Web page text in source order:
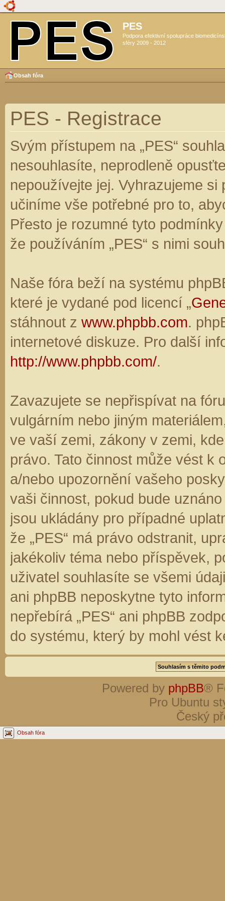
PES
Podpora efektivní spolupráce
sféry 2009 - 2012
Obsah fóra
PES - Registrace
Svým přístupem na „PES“
nesouhlasíte, neprodleně
nepoužívejte jej. Vyhrazujeme
učiníme vše potřebné pro to,
Přesto je rozumné tyto
že používáním „PES“ s nimi
Naše fóra beží na systému
které je vydané pod licencí „
stáhnout z www.phpbb.com.
internetové diskuze. Pro další
http://www.phpbb.com/.
Zavazujete se nepřispívat na
vulgárním nebo jiným
ve vaší zemi, zákony v zemi,
právo. Tato činnost může vést k
a/nebo upozornění vašeho
vaši činnost, pokud bude
jsou ukládány pro případné
že „PES“ má právo odstranit,
jakékoliv téma nebo příspěvek,
uživatel souhlasíte se všemi
ani phpBB neposkytne tyto
nepřebírá „PES“ ani phpBB
do systému, který by mohl vést
Powered by phpBB®
Pro Ubuntu
Český
Obsah fóra